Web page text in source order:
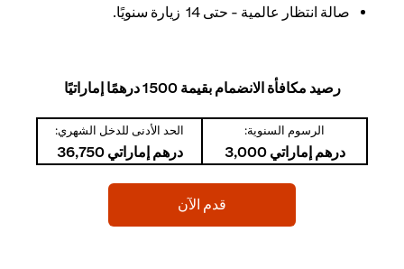
صالة انتظار عالمية - حتى 14 زيارة سنويًا.
رصيد مكافأة الانضمام بقيمة 1500 درهمًا إماراتيًا
الرسوم السنوية:
درهم إماراتي 3,000
الحد الأدنى للدخل الشهري:
درهم إماراتي 36,750
قدم الآن